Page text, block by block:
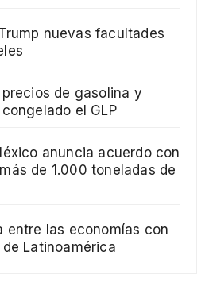
nuevas facultades
de gasolina y
el GLP
anuncia acuerdo con
de 1.000 toneladas de
entre las economías con
Latinoamérica